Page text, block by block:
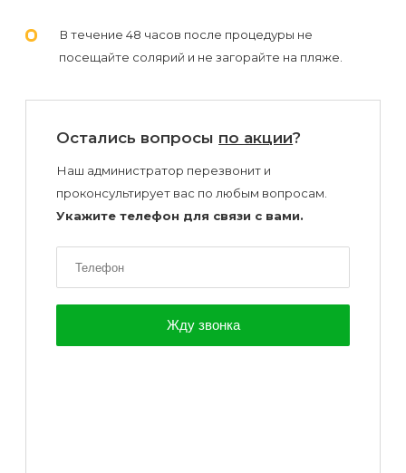
В течение 48 часов после процедуры не
посещайте солярий и не загорайте на пляже.
Остались вопросы по акции?
Наш администратор перезвонит и
проконсультирует вас по любым вопросам.
Укажите телефон для связи с вами.